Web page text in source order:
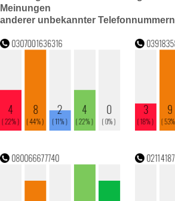
Meinungen
anderer unbekannter Telefonnummern